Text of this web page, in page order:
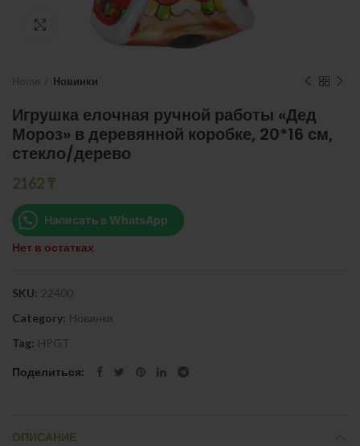
Нажмите, чтобы увеличить
Новинки
Игрушка елочная ручной работы «Дед
Мороз» в деревянной коробке, 20*16 см,
стекло/дерево
2162₸
Написать в WhatsApp
Нет в остатках
SKU: 22400
Category: Новинки
Tag: HPGT
Поделиться
ОПИСАНИЕ